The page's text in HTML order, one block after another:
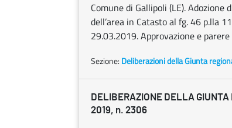
Comune di Gallipoli (LE).
dell’area in Catasto al fg. 46 p.lla
29.03.2019. Approvazione e
Sezione: Deliberazioni della Giunta
DELIBERAZIONE DELLA
2019, n. 2306